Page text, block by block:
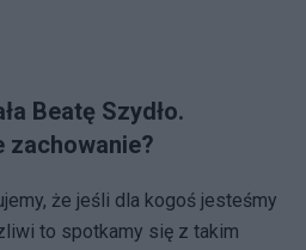
Beatę Szydło.
zachowanie?
że jeśli dla kogoś jesteśmy
to spotkamy się z takim